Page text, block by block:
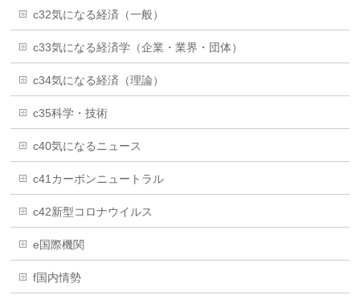
c32気になる経済（一般）
c33気になる経済学（企業・業界・団体）
c34気になる経済（理論）
c35科学・技術
c40気になるニュース
c41カーボンニュートラル
c42新型コロナウイルス
e国際機関
f国内情勢